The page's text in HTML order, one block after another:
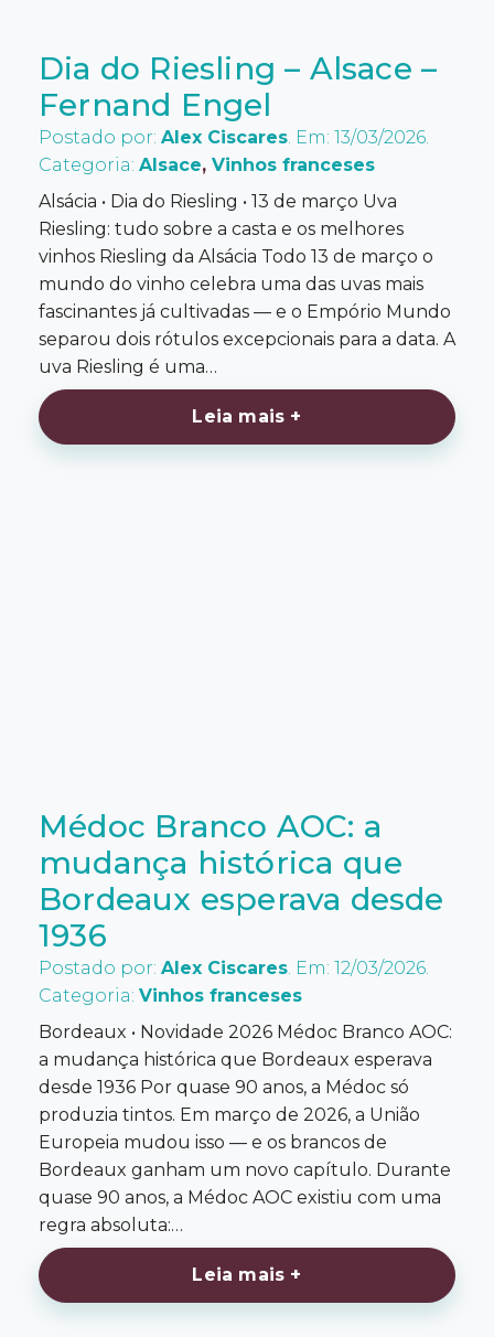
Dia do Riesling – Alsace –
Fernand Engel
Postado por: Alex Ciscares. Em: 13/03/2026.
Categoria: Alsace, Vinhos franceses
Alsácia • Dia do Riesling • 13 de março Uva
Riesling: tudo sobre a casta e os melhores
vinhos Riesling da Alsácia Todo 13 de março o
mundo do vinho celebra uma das uvas mais
fascinantes já cultivadas — e o Empório Mundo
separou dois rótulos excepcionais para a data. A
uva Riesling é uma…
Leia mais +
Médoc Branco AOC: a
mudança histórica que
Bordeaux esperava desde
1936
Postado por: Alex Ciscares. Em: 12/03/2026.
Categoria: Vinhos franceses
Bordeaux • Novidade 2026 Médoc Branco AOC:
a mudança histórica que Bordeaux esperava
desde 1936 Por quase 90 anos, a Médoc só
produzia tintos. Em março de 2026, a União
Europeia mudou isso — e os brancos de
Bordeaux ganham um novo capítulo. Durante
quase 90 anos, a Médoc AOC existiu com uma
regra absoluta:…
Leia mais +